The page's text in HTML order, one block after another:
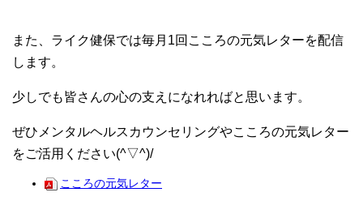
また、ライク健保では毎月1回こころの元気レターを配信
します。
少しでも皆さんの心の支えになれればと思います。
ぜひメンタルヘルスカウンセリングやこころの元気レター
をご活用ください(^▽^)/
こころの元気レター